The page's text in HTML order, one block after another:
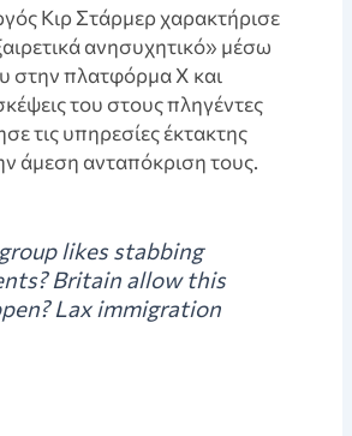
Κιρ Στάρμερ χαρακτήρισε
ανησυχητικό» μέσω
στην πλατφόρμα Χ και
του στους πληγέντες
τις υπηρεσίες έκτακτης
άμεση ανταπόκριση τους.
likes stabbing
Britain allow this
Lax immigration